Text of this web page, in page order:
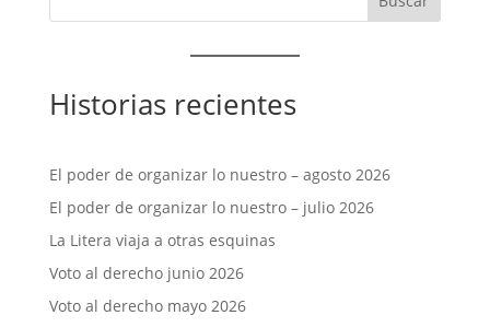
Historias recientes
El poder de organizar lo nuestro – agosto 2026
El poder de organizar lo nuestro – julio 2026
La Litera viaja a otras esquinas
Voto al derecho junio 2026
Voto al derecho mayo 2026